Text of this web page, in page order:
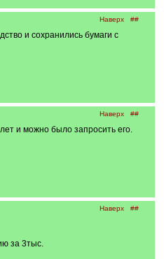
Наверх ##
и сохранились бумаги с
Наверх ##
и можно было запросить его.
Наверх ##
за 3тыс.